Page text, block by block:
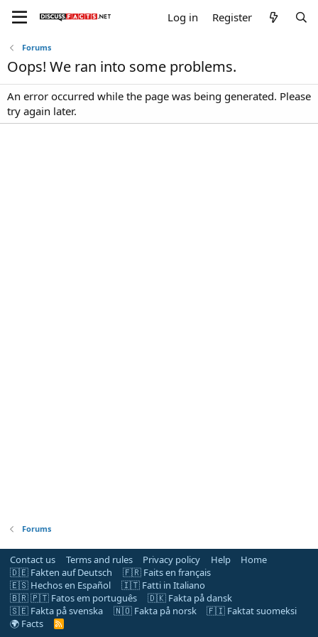
Log in Register
Forums
Oops! We ran into some problems.
An error occurred while the page was being generated. Please
try again later.
Forums
Contact us Terms and rules Privacy policy Help
Home
🇩🇪 Fakten auf Deutsch
🇫🇷 Faits en français
🇪🇸 Hechos en Español
🇮🇹 Fatti in Italiano
🇧🇷 🇵🇹 Fatos em português
🇩🇰 Fakta på dansk
🇸🇪 Fakta på svenska
🇳🇴 Fakta på norsk
🇫🇮 Faktat suomeksi
🌍 Facts
R